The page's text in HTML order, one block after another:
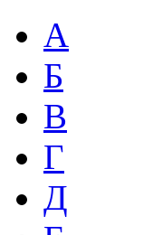
А
Б
В
Г
Д